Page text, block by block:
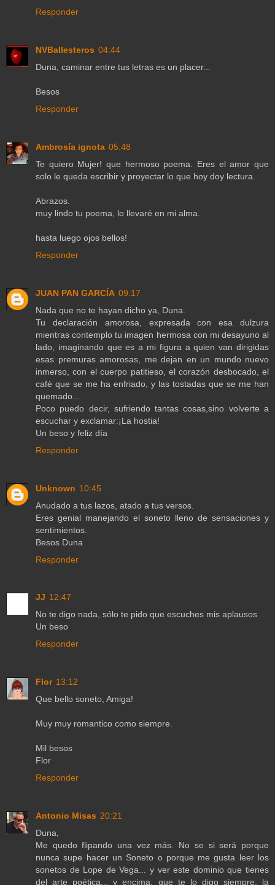
Responder
NVBallesteros 04:44
Duna, caminar entre tus letras es un placer...
Besos
Responder
Ambrosía ignota 05:48
Te quiero Mujer! que hermoso poema. Eres el amor que
solo le queda escribir y proyectar lo que hoy doy lectura.
Abrazos.
muy lindo tu poema, lo llevaré en mi alma.
hasta luego ojos bellos!
Responder
JUAN PAN GARCÍA 09:17
Nada que no te hayan dicho ya, Duna.
Tu declaración amorosa, expresada con esa dulzura
mientras contemplo tu imagen hermosa con mi desayuno al
lado, imaginando que es a mi figura a quien van dirigidas
esas premuras amorosas, me dejan en un mundo nuevo
inmerso, con el cuerpo patitieso, el corazón desbocado, el
café que se me ha enfriado, y las tostadas que se me han
quemado...
Poco puedo decir, sufriendo tantas cosas,sino volverte a
escuchar y exclamar:¡La hostia!
Un beso y feliz día
Responder
Unknown 10:45
Anudado a tus lazos, atado a tus versos.
Eres genial manejando el soneto lleno de sensaciones y
sentimientos.
Besos Duna
Responder
JJ 12:47
No te digo nada, sólo te pido que escuches mis aplausos
Un beso
Responder
Flor 13:12
Que bello soneto, Amiga!
Muy muy romantico como siempre.
Mil besos
Flor
Responder
Antonio Misas 20:21
Duna,
Me quedo flipando una vez más. No se si será porque
nunca supe hacer un Soneto o porque me gusta leer los
sonetos de Lope de Vega... y ver este dominio que tienes
del arte poética... y encima, que te lo digo siempre, la